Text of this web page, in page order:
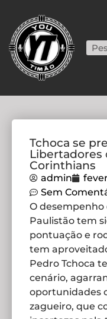
Tchoca se
Corinthians
admin
Sem
O
Paulistão tem
pontuação e
tem
Pedro Tchoca
cenário,
oportunidades
zagueiro, que